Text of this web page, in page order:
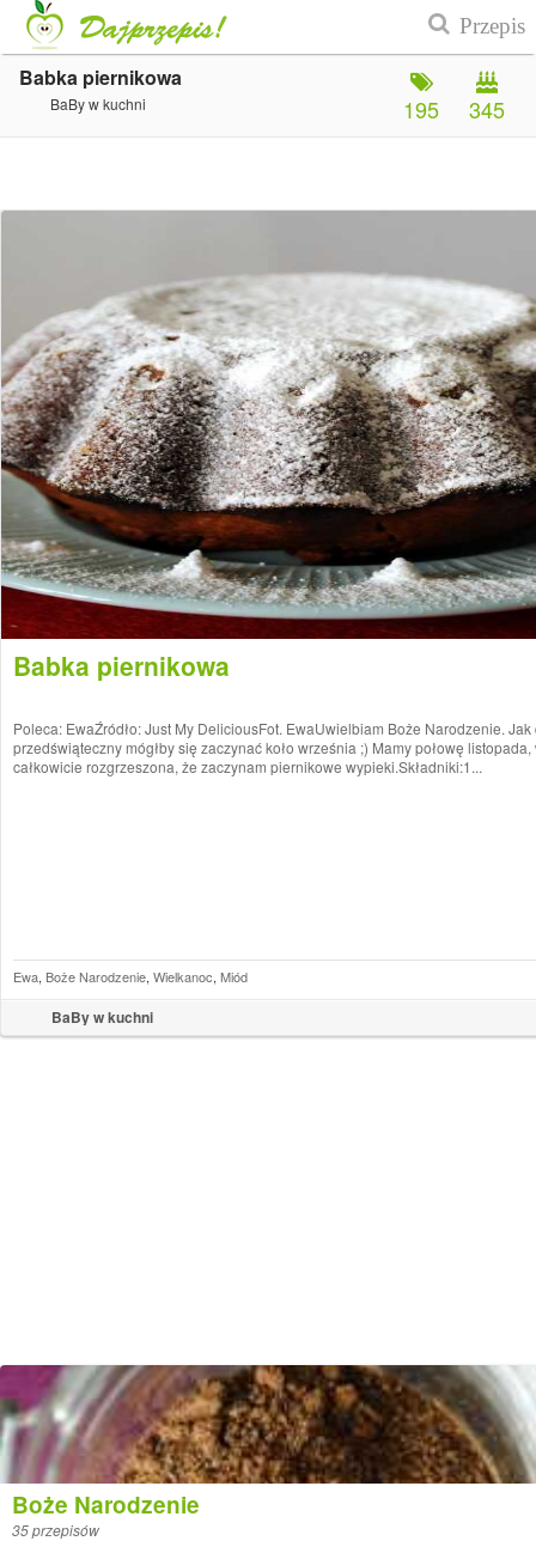
Babka piernikowa
BaBy w kuchni 345
195
Babka piernikowa
Poleca: EwaŹródło: Just My DeliciousFot. EwaUwielbiam Boże Narodzenie.
przedświąteczny mógłby się zaczynać koło września ;) Mamy połowę
całkowicie rozgrzeszona, że zaczynam piernikowe wypieki.Składniki:1...
BaBy w kuchni
Ewa, Boże Narodzenie, Wielkanoc, Miód
Boże Narodzenie
35 przepisów